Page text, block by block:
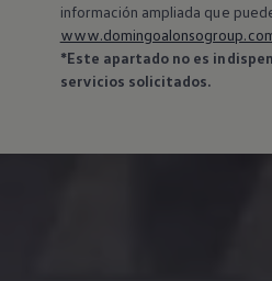
información ampliada que
*Este apartado no es
servicios solicitados.